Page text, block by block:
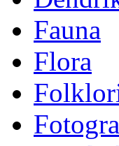
Fauna
Flora